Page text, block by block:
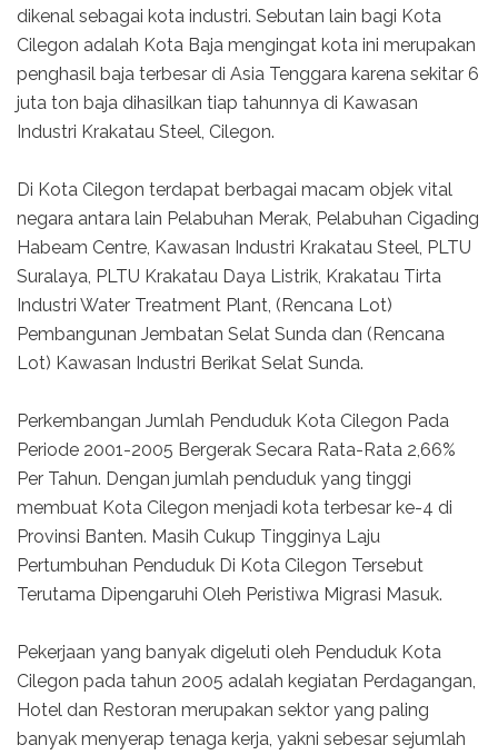
dikenal sebagai kota industri. Sebutan lain bagi Kota
Cilegon adalah Kota Baja mengingat kota ini merupakan
penghasil baja terbesar di Asia Tenggara karena sekitar 6
juta ton baja dihasilkan tiap tahunnya di Kawasan
Industri Krakatau Steel, Cilegon.
Di Kota Cilegon terdapat berbagai macam objek vital
negara antara lain Pelabuhan Merak, Pelabuhan Cigading
Habeam Centre, Kawasan Industri Krakatau Steel, PLTU
Suralaya, PLTU Krakatau Daya Listrik, Krakatau Tirta
Industri Water Treatment Plant, (Rencana Lot)
Pembangunan Jembatan Selat Sunda dan (Rencana
Lot) Kawasan Industri Berikat Selat Sunda.
Perkembangan Jumlah Penduduk Kota Cilegon Pada
Periode 2001-2005 Bergerak Secara Rata-Rata 2,66%
Per Tahun. Dengan jumlah penduduk yang tinggi
membuat Kota Cilegon menjadi kota terbesar ke-4 di
Provinsi Banten. Masih Cukup Tingginya Laju
Pertumbuhan Penduduk Di Kota Cilegon Tersebut
Terutama Dipengaruhi Oleh Peristiwa Migrasi Masuk.
Pekerjaan yang banyak digeluti oleh Penduduk Kota
Cilegon pada tahun 2005 adalah kegiatan Perdagangan,
Hotel dan Restoran merupakan sektor yang paling
banyak menyerap tenaga kerja, yakni sebesar sejumlah